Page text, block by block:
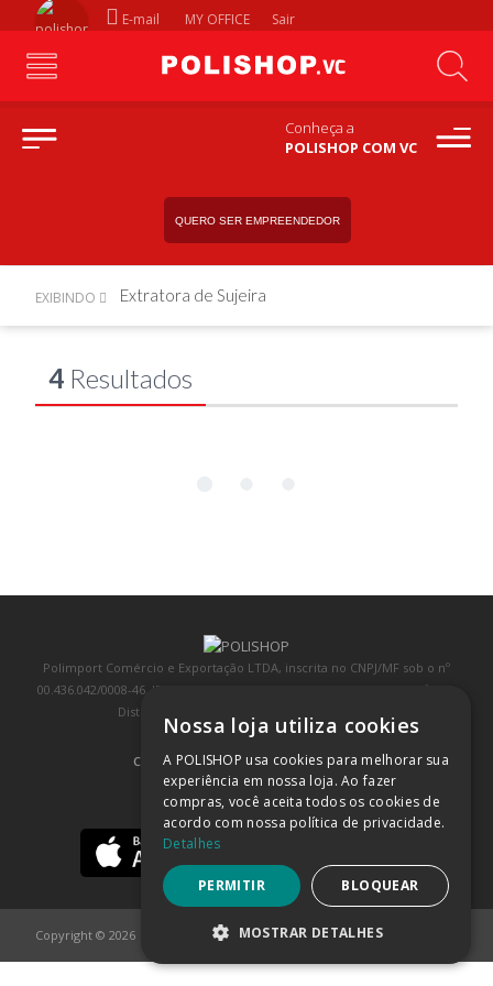
E-mail MY OFFICE Sair
Conheça a
POLISHOP COM VC
QUERO SER EMPREENDEDOR
EXIBINDO Extratora de Sujeira
4 Resultados
Polimport Comércio e Exportação LTDA, inscrita no CNPJ/MF sob o nº
00.436.042/0008-46, IE 407.458.707.103, com sede na Rua Kanebo, nº 175,
Distrito Industrial, Jundiaí/SP, CEP: 13213-090
COMPRA 100% SEGURA (SAIBA MAIS)
BAIXE NOSSO APP
Copyright © 2026
Nossa loja utiliza cookies
A POLISHOP usa cookies para melhorar sua
experiência em nossa loja. Ao fazer
compras, você aceita todos os cookies de
acordo com nossa política de privacidade.
Detalhes
PERMITIR BLOQUEAR
MOSTRAR DETALHES
ESTRITAMENTE NECESSÁRIOS